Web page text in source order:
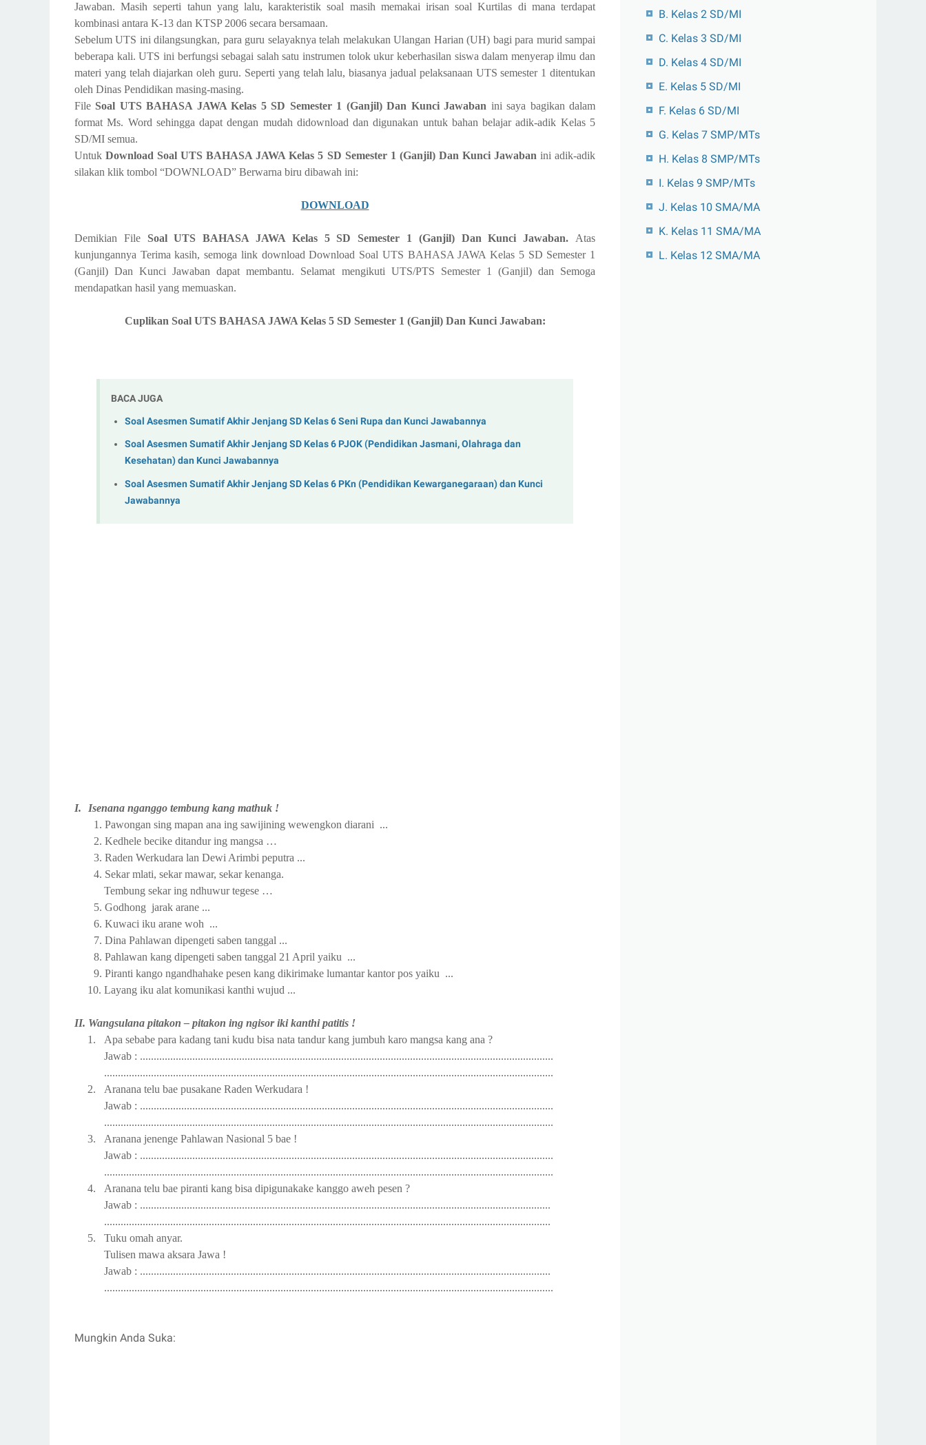
Jawaban. Masih seperti tahun yang lalu, karakteristik soal masih memakai irisan soal Kurtilas di mana terdapat
kombinasi antara K-13 dan KTSP 2006 secara bersamaan.
Sebelum UTS ini dilangsungkan, para guru selayaknya telah melakukan Ulangan Harian (UH) bagi para murid sampai
beberapa kali. UTS ini berfungsi sebagai salah satu instrumen tolok ukur keberhasilan siswa dalam menyerap ilmu dan
materi yang telah diajarkan oleh guru. Seperti yang telah lalu, biasanya jadual pelaksanaan UTS semester 1 ditentukan
oleh Dinas Pendidikan masing-masing.
File Soal UTS BAHASA JAWA Kelas 5 SD Semester 1 (Ganjil) Dan Kunci Jawaban ini saya bagikan dalam
format Ms. Word sehingga dapat dengan mudah didownload dan digunakan untuk bahan belajar adik-adik Kelas 5
SD/MI semua.
Untuk Download Soal UTS BAHASA JAWA Kelas 5 SD Semester 1 (Ganjil) Dan Kunci Jawaban ini adik-adik
silakan klik tombol “DOWNLOAD” Berwarna biru dibawah ini:
DOWNLOAD
Demikian FileSoal UTS BAHASA JAWA Kelas 5 SD Semester 1 (Ganjil) Dan Kunci Jawaban. Atas
kunjungannya Terima kasih, semoga link download Download Soal UTS BAHASA JAWA Kelas 5 SD Semester 1
(Ganjil) Dan Kunci Jawaban
dapat membantu. Selamat mengikuti UTS/PTS Semester 1 (Ganjil) dan Semoga
mendapatkan hasil yang memuaskan.
Cuplikan Soal UTS BAHASA JAWA Kelas 5 SD Semester 1 (Ganjil) Dan Kunci Jawaban:
BACA JUGA
Soal Asesmen Sumatif Akhir Jenjang SD Kelas 6 Seni Rupa dan Kunci Jawabannya
Soal Asesmen Sumatif Akhir Jenjang SD Kelas 6 PJOK (Pendidikan Jasmani, Olahraga dan
Kesehatan) dan Kunci Jawabannya
Soal Asesmen Sumatif Akhir Jenjang SD Kelas 6 PKn (Pendidikan Kewarganegaraan) dan Kunci
Jawabannya
I. Isenana nganggo tembung kang mathuk !
1. Pawongan sing mapan ana ing sawijining wewengkon diarani ...
2. Kedhele becike ditandur ing mangsa …
3. Raden Werkudara lan Dewi Arimbi peputra ...
4. Sekar mlati, sekar mawar, sekar kenanga.
Tembung sekar ing ndhuwur tegese …
5. Godhong jarak arane ...
6. Kuwaci iku arane woh ...
7. Dina Pahlawan dipengeti saben tanggal ...
8. Pahlawan kang dipengeti saben tanggal 21 April yaiku ...
9. Piranti kango ngandhahake pesen kang dikirimake lumantar kantor pos yaiku ...
10. Layang iku alat komunikasi kanthi wujud ...
II. Wangsulana pitakon – pitakon ing ngisor iki kanthi patitis !
1.
Apa sebabe para kadang tani kudu bisa nata tandur kang jumbuh karo mangsa kang ana ?
Jawab : ......................................................................................................................................................
...................................................................................................................................................................
2.
Aranana telu bae pusakane Raden Werkudara !
Jawab : ......................................................................................................................................................
...................................................................................................................................................................
3.
Aranana jenenge Pahlawan Nasional 5 bae!
Jawab : ......................................................................................................................................................
...................................................................................................................................................................
4.
Aranana telu bae piranti kang bisa dipigunakake kanggo aweh pesen ?
Jawab : .....................................................................................................................................................
..................................................................................................................................................................
5.
Tuku omah anyar.
Tulisen mawa aksara Jawa !
Jawab : .....................................................................................................................................................
...................................................................................................................................................................
Mungkin Anda Suka:
B. Kelas 2 SD/MI
C. Kelas 3 SD/MI
D. Kelas 4 SD/MI
E. Kelas 5 SD/MI
F. Kelas 6 SD/MI
G. Kelas 7 SMP/MTs
H. Kelas 8 SMP/MTs
I. Kelas 9 SMP/MTs
J. Kelas 10 SMA/MA
K. Kelas 11 SMA/MA
L. Kelas 12 SMA/MA